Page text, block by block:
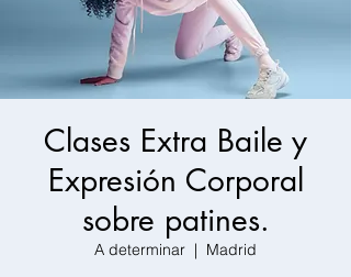
Clases Extra Baile y
Expresión Corporal
sobre patines.
A determinar
  |
Madrid